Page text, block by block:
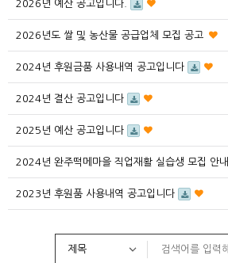
2026년 예산 공고입니다.
2026년도 쌀 및 농산물 공급업체 모집 공고
2024년 후원금품 사용내역 공고입니다
2024년 결산 공고입니다
2025년 예산 공고입니다
2024년 완주떡메마을 직업재활 실습생 모집 안내
2023년 후원품 사용내역 공고입니다